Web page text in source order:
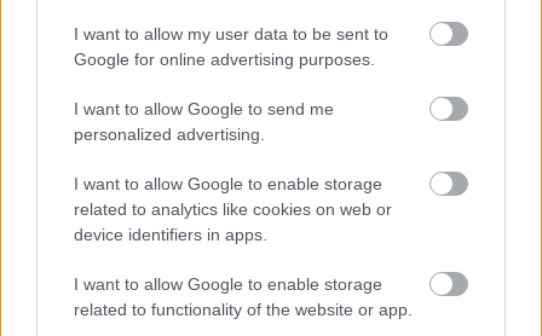
I want to allow my user data to be sent to
Google for online advertising purposes.
I want to allow Google to send me
personalized advertising.
I want to allow Google to enable storage
related to analytics like cookies on web or
device identifiers in apps.
I want to allow Google to enable storage
related to functionality of the website or app.
tartották és ezért balzsamozták be higannyal ."
Dobos bácsival a négymázsás asszonyról, a sírban
talált ezer éves szilvóriumról, a higannyal
balzsamozott emberről és egyéb furcsaságokról)